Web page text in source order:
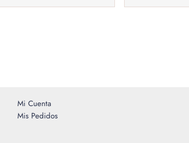
Mi Cuenta
Mis Pedidos